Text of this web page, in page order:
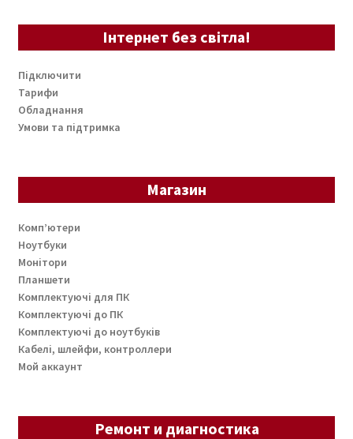
Інтернет без світла!
Підключити
Тарифи
Обладнання
Умови та підтримка
Магазин
Комп’ютери
Ноутбуки
Монітори
Планшети
Комплектуючі для ПК
Комплектуючі до ПК
Комплектуючі до ноутбуків
Кабелі, шлейфи, контроллери
Мой аккаунт
Ремонт и диагностика